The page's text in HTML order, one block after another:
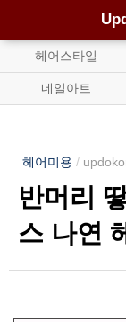
헤어스타일
네일아트
헤어미용 /
반머리
스 나연